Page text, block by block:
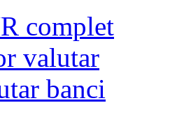
complet
valutar
banci